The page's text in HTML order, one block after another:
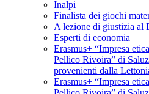
Inalpi
Finalista dei giochi
A lezione di giustizia al
Esperti di economia
Erasmus+ “Impresa
Pellico Rivoira” di
provenienti dalla
Erasmus+ “Impresa